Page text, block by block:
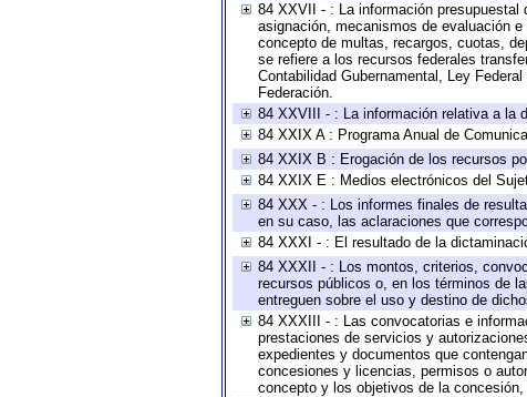
84 XXVII - : La información
asignación, mecanismos de evaluación
concepto de multas, recargos, cuotas,
se refiere a los recursos federales
Contabilidad Gubernamental, Ley
Federación.
84 XXVIII - : La información relativa a la
84 XXIX A : Programa Anual de
84 XXIX B : Erogación de los recursos
84 XXIX E : Medios electrónicos del
84 XXX - : Los informes finales de
en su caso, las aclaraciones que
84 XXXI - : El resultado de la
84 XXXII - : Los montos, criterios,
recursos públicos o, en los términos de
entreguen sobre el uso y destino de
84 XXXIII - : Las convocatorias e
prestaciones de servicios y
expedientes y documentos que
concesiones y licencias, permisos o
concepto y los objetivos de la